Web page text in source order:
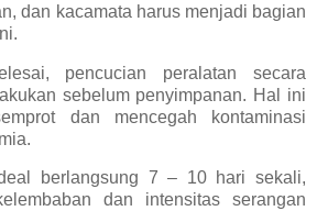
dan kacamata harus menjadi bagian
pencucian peralatan secara
sebelum penyimpanan. Hal ini
dan mencegah kontaminasi
berlangsung 7 – 10 hari sekali,
dan intensitas serangan